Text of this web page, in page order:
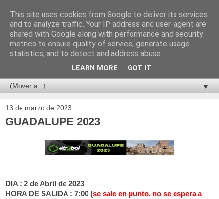
▼
13 de marzo de 2023
GUADALUPE 2023
DIA : 2 de Abril de 2023
HORA DE SALIDA : 7:00 (se sale en punto, no se espera a
This site uses cookies from Google to deliver its services
and to analyze traffic. Your IP address and user-agent are
shared with Google along with performance and security
metrics to ensure quality of service, generate usage
statistics, and to detect and address abuse.
LEARN MORE GOT IT